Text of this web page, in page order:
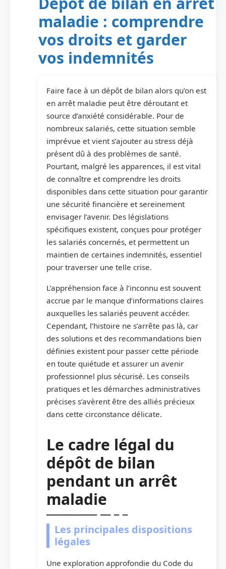
maladie : comprendre
vos droits et garder
vos indemnités
Faire face à un dépôt de bilan alors qu’on est
en arrêt maladie peut être déroutant et
source d’anxiété considérable. Pour de
nombreux salariés, cette situation semble
imprévue et vient s’ajouter au stress déjà
présent dû à des problèmes de santé.
Pourtant, malgré les apparences, il est vital
de connaître et comprendre les droits
disponibles dans cette situation pour garantir
une sécurité financière et sereinement
envisager l’avenir. Des législations
spécifiques existent, conçues pour protéger
les salariés concernés, et permettent un
maintien de certaines indemnités, essentiel
pour traverser une telle crise.
L’appréhension face à l’inconnu est souvent
accrue par le manque d’informations claires
auxquelles les salariés peuvent accéder.
Cependant, l’histoire ne s’arrête pas là, car
des solutions et des recommandations bien
définies existent pour passer cette période
en toute quiétude et assurer un avenir
professionnel plus sécurisé. Les conseils
pratiques et les démarches administratives
précises s’avèrent être des alliés précieux
dans cette circonstance délicate.
Le cadre légal du
dépôt de bilan
pendant un arrêt
maladie
Les principales dispositions
légales
Une exploration approfondie du Code du